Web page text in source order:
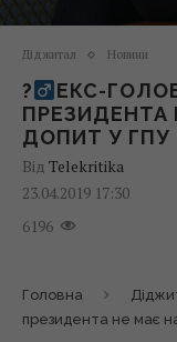
Діджитал Новини
?
ЕКС-
ПРЕЗИДЕНТА
ДОПИТ У ГПУ
Від Telekritika
23.04.2019 17:30
6196
Головна
президента не має